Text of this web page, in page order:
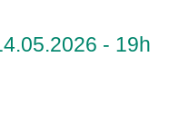
- 19h